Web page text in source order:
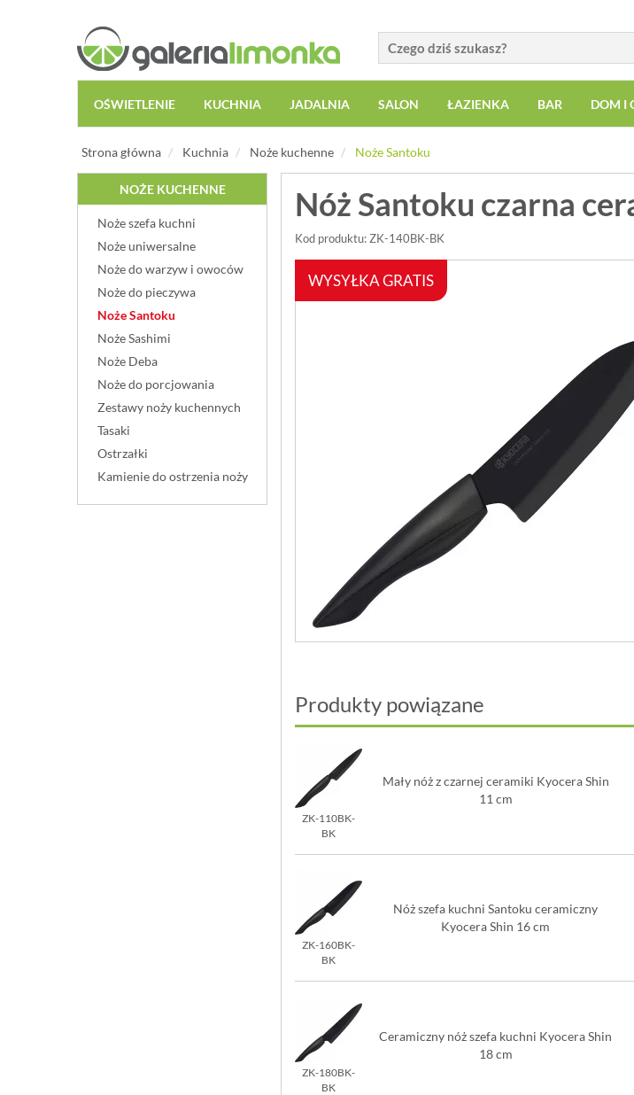
OŚWIETLENIE KUCHNIA JADALNIA SALON ŁAZIENKA BAR DOM I
Strona główna Kuchnia Noże kuchenne Noże Santoku
NOŻE KUCHENNE
Noże szefa kuchni
Noże uniwersalne
Noże do warzyw i owoców
Noże do pieczywa
Noże Santoku
Noże Sashimi
Noże Deba
Noże do porcjowania
Zestawy noży kuchennych
Tasaki
Ostrzałki
Kamienie do ostrzenia noży
Nóż Santoku czarna
Kod produktu: ZK-140BK-BK
WYSYŁKA GRATIS
Produkty powiązane
ZK-110BK-
BK
Mały nóż z czarnej ceramiki Kyocera Shin
11 cm
ZK-160BK-
BK
Nóż szefa kuchni Santoku ceramiczny
Kyocera Shin 16 cm
ZK-180BK-
BK
Ceramiczny nóż szefa kuchni Kyocera Shin
18 cm